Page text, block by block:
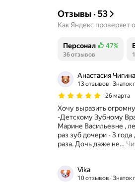
Отзывы· 53
Как Яндекс проверяет
Персонал
Положительных
47%
36 отзывов
Анастасия Чигина
13 отзывов Знаток
26 марта
Хочу выразить
-Детскому Зубному
Марине Васильевне ,
раз зуб дочери - 3
раза. Дочь даже не…
Vika
10 отзывов Знаток